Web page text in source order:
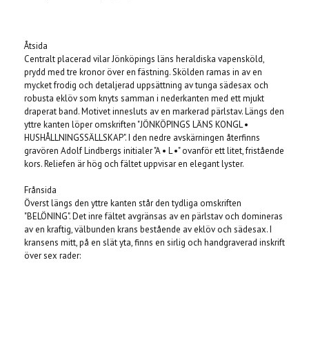
Åtsida
Centralt placerad vilar Jönköpings läns heraldiska vapensköld,
prydd med tre kronor över en fästning. Skölden ramas in av en
mycket frodig och detaljerad uppsättning av tunga sädesax och
robusta eklöv som knyts samman i nederkanten med ett mjukt
draperat band. Motivet innesluts av en markerad pärlstav. Längs den
yttre kanten löper omskriften "JÖNKÖPINGS LÄNS KONGL •
HUSHÅLLNINGSSÄLLSKAP". I den nedre avskärningen återfinns
gravören Adolf Lindbergs initialer "A • L •" ovanför ett litet, fristående
kors. Reliefen är hög och fältet uppvisar en elegant lyster.
Frånsida
Överst längs den yttre kanten står den tydliga omskriften
"BELÖNING". Det inre fältet avgränsas av en pärlstav och domineras
av en kraftig, välbunden krans bestående av eklöv och sädesax. I
kransens mitt, på en slät yta, finns en sirlig och handgraverad inskrift
över sex rader: